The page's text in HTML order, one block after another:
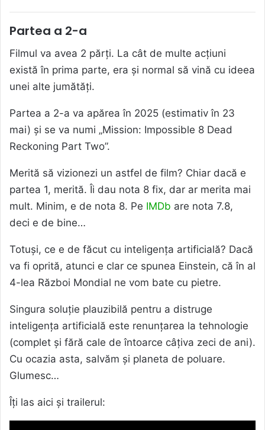
Partea a 2-a
Filmul va avea 2 părți. La cât de multe acțiuni
există în prima parte, era și normal să vină cu ideea
unei alte jumătăți.
Partea a 2-a va apărea în 2025 (estimativ în 23
mai) și se va numi „Mission: Impossible 8 Dead
Reckoning Part Two”.
Merită să vizionezi un astfel de film? Chiar dacă e
partea 1, merită. Îi dau nota 8 fix, dar ar merita mai
mult. Minim, e de nota 8. Pe IMDb are nota 7.8,
deci e de bine…
Totuși, ce e de făcut cu inteligența artificială? Dacă
va fi oprită, atunci e clar ce spunea Einstein, că în al
4-lea Război Mondial ne vom bate cu pietre.
Singura soluție plauzibilă pentru a distruge
inteligența artificială este renunțarea la tehnologie
(complet și fără cale de întoarce câțiva zeci de ani).
Cu ocazia asta, salvăm și planeta de poluare.
Glumesc…
Îți las aici și trailerul: